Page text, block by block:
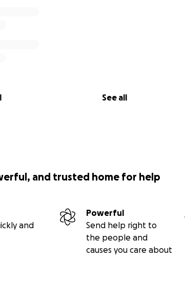
See all
and trusted home for help
and
Powerful
Send help right to
the people and
causes you care about